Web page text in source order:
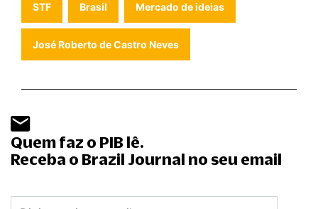
STF Brasil Mercado de ideias
José Roberto de Castro Neves
Quem faz o PIB lê.
Receba o Brazil Journal no seu email